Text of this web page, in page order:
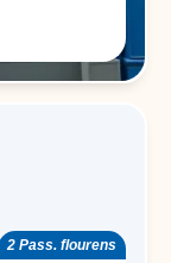
2 Pass. flourens